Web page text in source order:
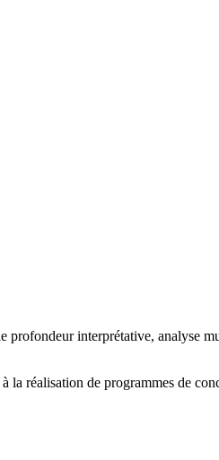
interprétative, analyse
la réalisation de programmes de